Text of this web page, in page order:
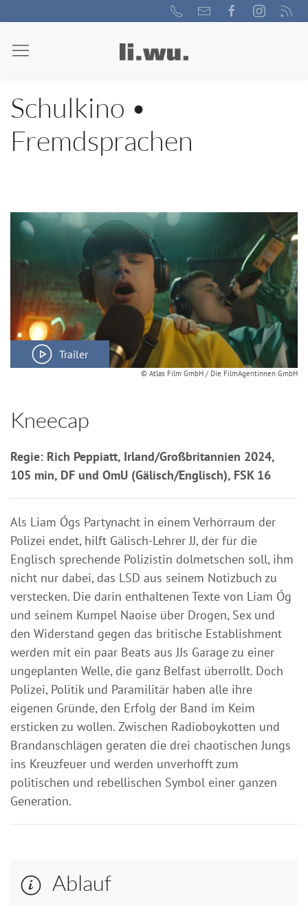
Schulkino •
Fremdsprachen
Trailer
© Atlas Film GmbH / Die FilmAgentinnen GmbH
Kneecap
Regie: Rich Peppiatt, Irland/Großbritannien 2024,
105 min, DF und OmU (Gälisch/Englisch), FSK 16
Als Liam Ógs Partynacht in einem Verhörraum der
Polizei endet, hilft Gälisch-Lehrer JJ, der für die
Englisch sprechende Polizistin dolmetschen soll, ihm
nicht nur dabei, das LSD aus seinem Notizbuch zu
verstecken. Die darin enthaltenen Texte von Liam Óg
und seinem Kumpel Naoise über Drogen, Sex und
den Widerstand gegen das britische Establishment
werden mit ein paar Beats aus JJs Garage zu einer
ungeplanten Welle, die ganz Belfast überrollt. Doch
Polizei, Politik und Paramilitär haben alle ihre
eigenen Gründe, den Erfolg der Band im Keim
ersticken zu wollen. Zwischen Radioboykotten und
Brandanschlägen geraten die drei chaotischen Jungs
ins Kreuzfeuer und werden unverhofft zum
politischen und rebellischen Symbol einer ganzen
Generation.
Ablauf